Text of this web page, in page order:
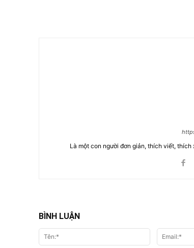
Là một con người đơn giản, thích viết,
BÌNH LUẬN
Tên:*